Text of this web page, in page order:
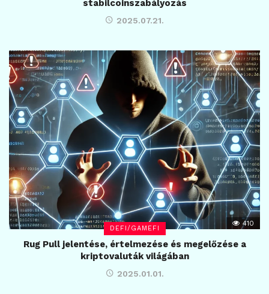
stabilcoinszabályozás
2025.07.21.
DEFI/GAMEFI
410
Rug Pull jelentése, értelmezése és megelőzése a
kriptovaluták világában
2025.01.01.